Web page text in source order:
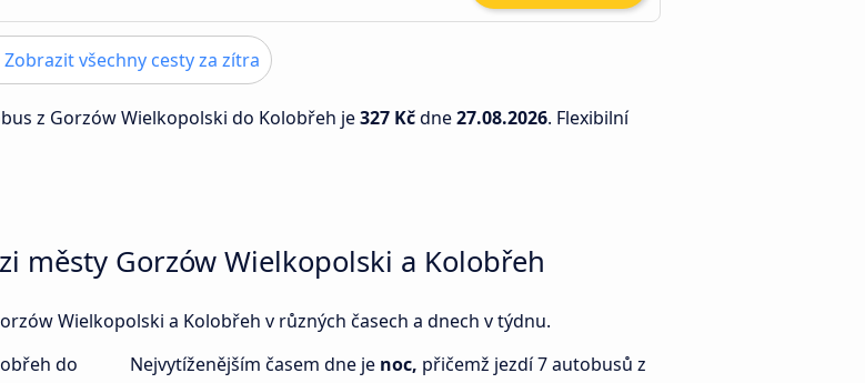
Zobrazit všechny cesty za zítra
z Gorzów Wielkopolski do Kolobřeh je327 Kčdne27.08.2026. Flexibilní
městy Gorzów Wielkopolski a Kolobřeh
Wielkopolski a Kolobřeh v různých časech a dnech v týdnu.
do
Nejvytíženějším časem dne je noc, přičemž jezdí 7 autobusů z